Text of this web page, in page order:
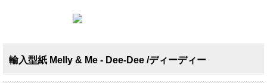
輸入型紙 Melly & Me - Dee-Dee /ディーディー